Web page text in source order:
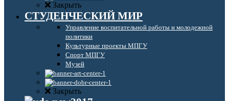
Закрыть
СТУДЕНЧЕСКИЙ МИР
Управление воспитательной работы и молодежной
политики
Культурные проекты МПГУ
Спорт МПГУ
Музей
Закрыть